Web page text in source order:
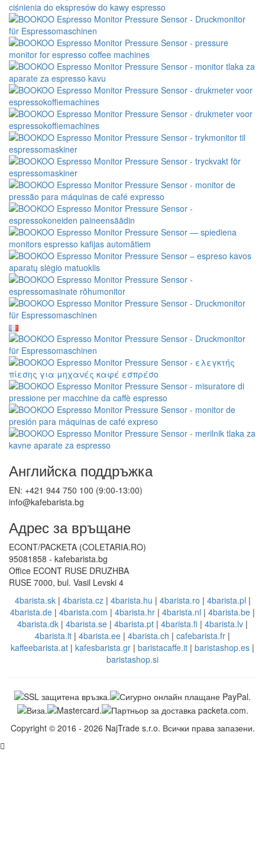
Английска поддръжка
EN: +421 944 750 100 (9:00-13:00)
info@kafebarista.bg
Адрес за връщане
ECONT/PACKETA (COLETARIA.RO)
95081858 - kafebarista.bg
Office ECONT RUSE DRUZHBA
RUSE 7000, bul. Vasil Levski 4
4barista.sk| 4barista.cz| 4barista.hu | 4barista.ro | 4barista.pl |
4barista.de | 4barista.com | 4barista.hr | 4barista.nl | 4barista.be |
4barista.dk | 4barista.se | 4barista.pt | 4barista.fi | 4barista.lv |
4barista.lt | 4barista.ee | 4barista.ch | cafebarista.fr |
kaffeebarista.at | kafesbarista.gr | baristacaffe.it | baristashop.es |
baristashop.si
Copyright © 2016 - 2026 NajTrade s.r.o. Всички права запазени.